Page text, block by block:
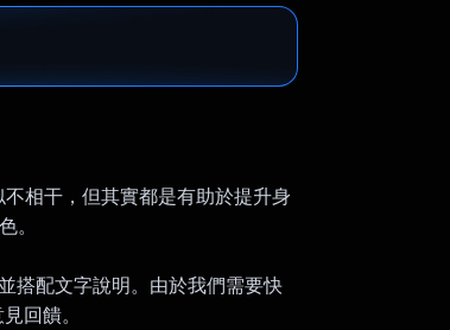
相干，但其實都是有助於提升身
。
搭配文字說明。由於我們需要快
回饋。